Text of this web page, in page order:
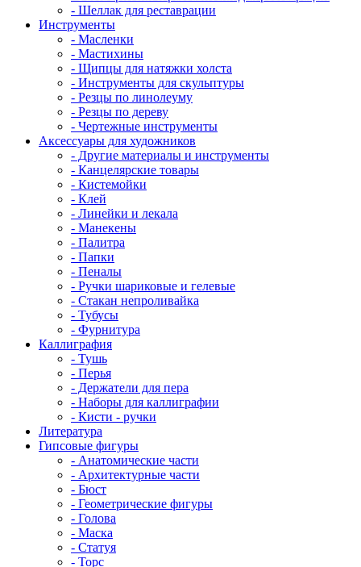
- Шеллак для реставрации
Инструменты
- Масленки
- Мастихины
- Щипцы для натяжки холста
- Инструменты для скульптуры
- Резцы по линолеуму
- Резцы по дереву
- Чертежные инструменты
Аксессуары для художников
- Другие материалы и инструменты
- Канцелярские товары
- Кистемойки
- Клей
- Линейки и лекала
- Манекены
- Палитра
- Папки
- Пеналы
- Ручки шариковые и гелевые
- Стакан непроливайка
- Тубусы
- Фурнитура
Каллиграфия
- Тушь
- Перья
- Держатели для пера
- Наборы для каллиграфии
- Кисти - ручки
Литература
Гипсовые фигуры
- Анатомические части
- Архитектурные части
- Бюст
- Геометрические фигуры
- Голова
- Маска
- Статуя
- Торс